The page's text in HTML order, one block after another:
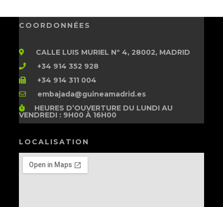
COORDONNÉES
CALLE LUIS MURIEL Nº 4, 28002, MADRID
+34 914 352 928
+34 914 311 004
embajada@guineamadrid.es
HEURES D’OUVERTUREDU LUNDI AU
VENDREDI : 9H00 À 16H00
LOCALISATION